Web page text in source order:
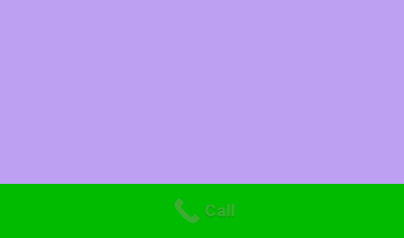
Call